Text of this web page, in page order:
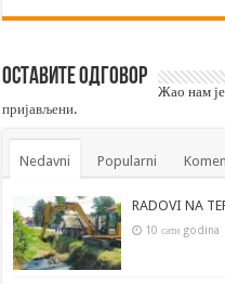
Оставите одговор
Жао нам
пријављени.
Nedavni Popularni
RADOVI NA
10 сати godina